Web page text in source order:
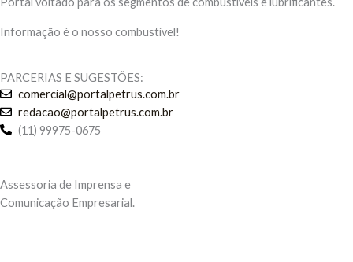
Informação é o nosso combustível!
PARCERIAS E SUGESTÕES:
comercial@portalpetrus.com.br
redacao@portalpetrus.com.br
(11) 99975-0675
Assessoria de Imprensa e
Comunicação Empresarial.